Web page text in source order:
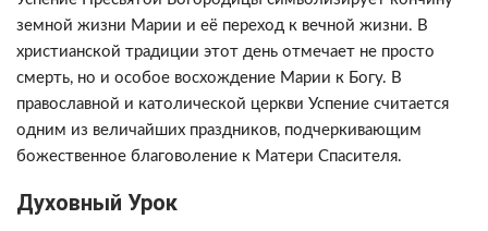
земной жизни Марии и её переход к вечной жизни. В
христианской традиции этот день отмечает не просто
смерть, но и особое восхождение Марии к Богу. В
православной и католической церкви Успение считается
одним из величайших праздников, подчеркивающим
божественное благоволение к Матери Спасителя.
Духовный Урок